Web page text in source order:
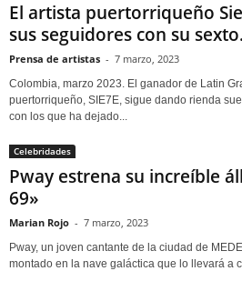
El artista puertorriqueño
sus seguidores con su
Prensa de artistas - 7 marzo, 2023
Colombia, marzo 2023. El ganador de Latin
puertorriqueño, SIE7E, sigue dando rienda
con los que ha dejado...
Celebridades
Pway estrena su increíble
69»
Marian Rojo - 7 marzo, 2023
Pway, un joven cantante de la ciudad de
montado en la nave galáctica que lo llevará a